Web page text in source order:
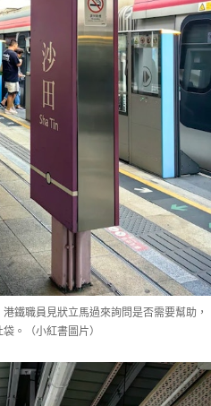
鐵職員見狀立馬過來詢問是否需要幫助，
。（小紅書圖片）